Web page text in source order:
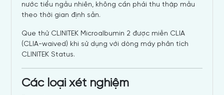
nước tiểu ngẫu nhiên, không cần phải thu thập mẫu
theo thời gian định sẵn.
Que thử CLINITEK Microalbumin 2 được miễn CLIA
(CLIA-waived) khi sử dụng với dòng máy phân tích
CLINITEK Status.
Các loại xét nghiệm